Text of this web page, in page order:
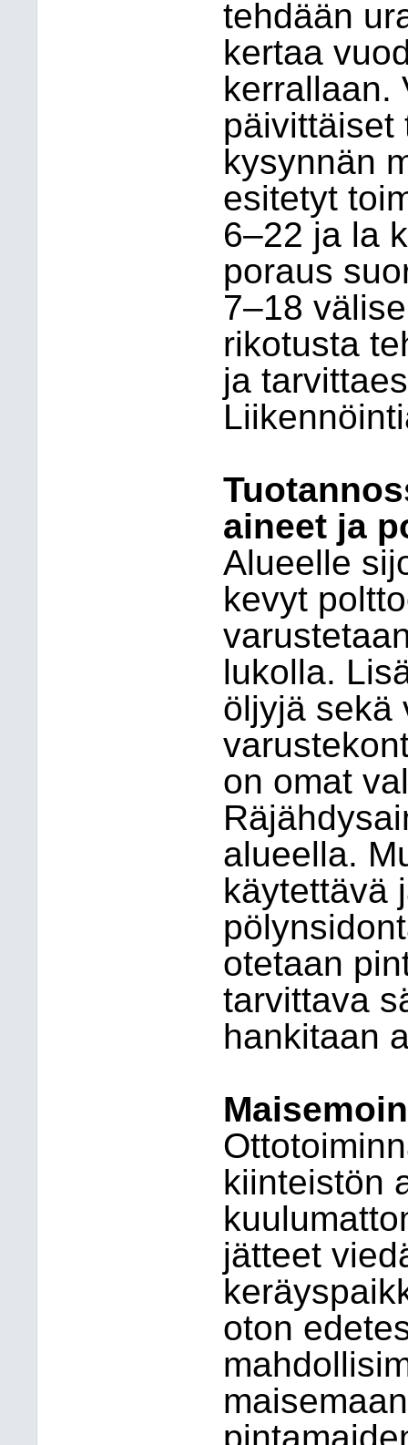
tehdään
kertaa
kerrallaan.
päivittäiset
kysynnän
esitetyt
6–22 ja la
poraus
7–18
rikotusta
ja
aineet ja
Alueelle
kevyt
lukolla.
öljyjä sekä
on omat
alueella.
käytettävä
otetaan
tarvittava
hankitaan
kiinteistön
jätteet
oton